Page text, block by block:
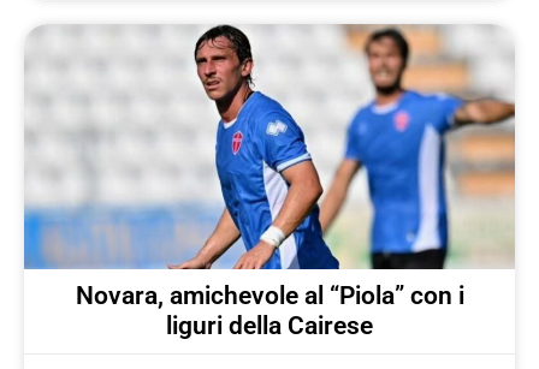
Novara, amichevole al “Piola” con i
liguri della Cairese